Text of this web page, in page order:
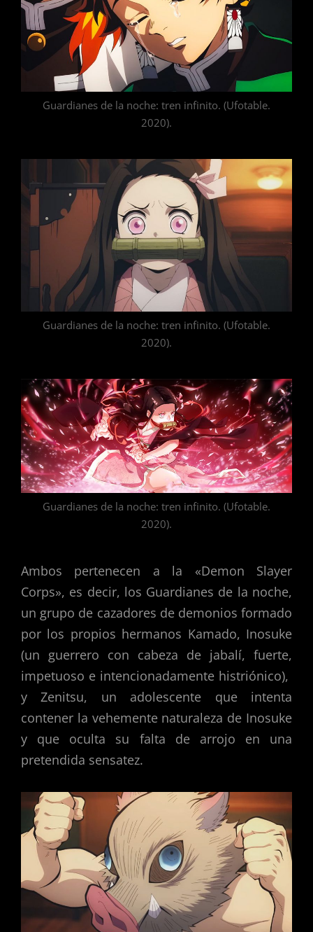
Guardianes de la noche: tren infinito. (Ufotable.
2020).
Guardianes de la noche: tren infinito. (Ufotable.
2020).
Guardianes de la noche: tren infinito. (Ufotable.
2020).
Ambos pertenecen a la «Demon Slayer
Corps», es decir, los Guardianes de la noche,
un grupo de cazadores de demonios formado
por los propios hermanos Kamado, Inosuke
(un guerrero con cabeza de jabalí, fuerte,
impetuoso e intencionadamente histriónico),
y Zenitsu, un adolescente que intenta
contener la vehemente naturaleza de Inosuke
y que oculta su falta de arrojo en una
pretendida sensatez.